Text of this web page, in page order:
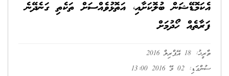
އެކަމޮޑޭޝަން ބުލޮކަށާއި، އަތޮޅުވެއްސަށް ތަކެތި ގަނެދޭނެ
ފަރާތެއް ހޯދުމަށް
ތާރީޚު: 18 އޭޕްރިލް 2016
ސުންގަޑި: 02 މޭ 2016 13:00